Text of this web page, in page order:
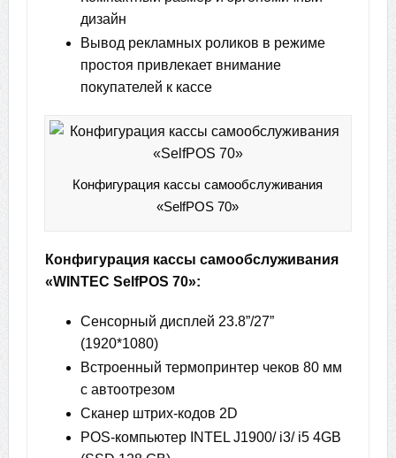
дизайн
Вывод рекламных роликов в режиме
простоя привлекает внимание
покупателей к кассе
Конфигурация кассы самообслуживания
«SelfPOS 70»
Конфигурация кассы самообслуживания
«WINTEC SelfPOS 70»:
Сенсорный дисплей 23.8”/27”
(1920*1080)
Встроенный термопринтер чеков 80 мм
с автоотрезом
Сканер штрих-кодов 2D
POS-компьютер INTEL J1900/ i3/ i5 4GB